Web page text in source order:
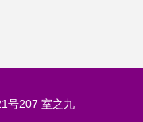
号207 室之九